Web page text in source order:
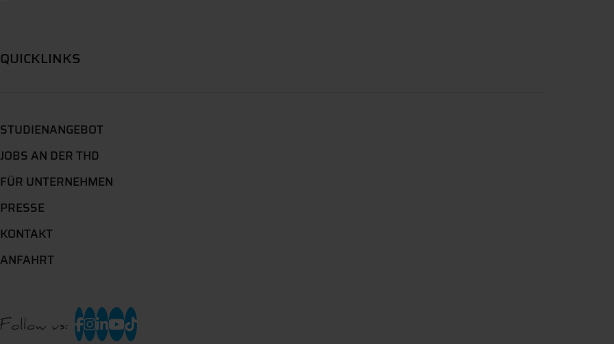
QUICKLINKS
STUDIENANGEBOT
JOBS AN DER THD
FÜR UNTERNEHMEN
PRESSE
KONTAKT
ANFAHRT
Follow us: